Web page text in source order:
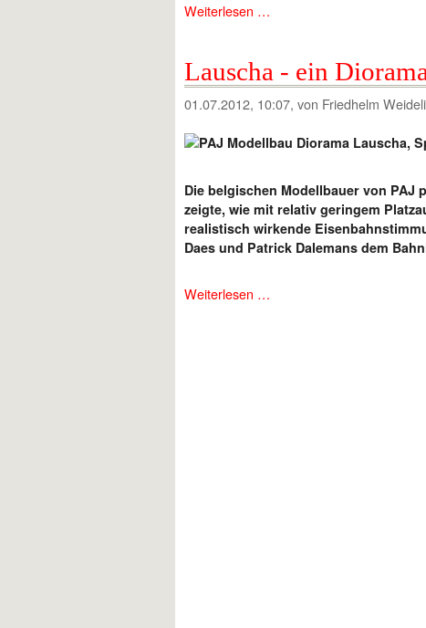
Weiterlesen …
Lauscha - ein
01.07.2012, 10:07, von Friedhelm
Die belgischen Modellbauer von PAJ
zeigte, wie mit relativ geringem
realistisch wirkende
Daes und Patrick Dalemans dem
Weiterlesen …